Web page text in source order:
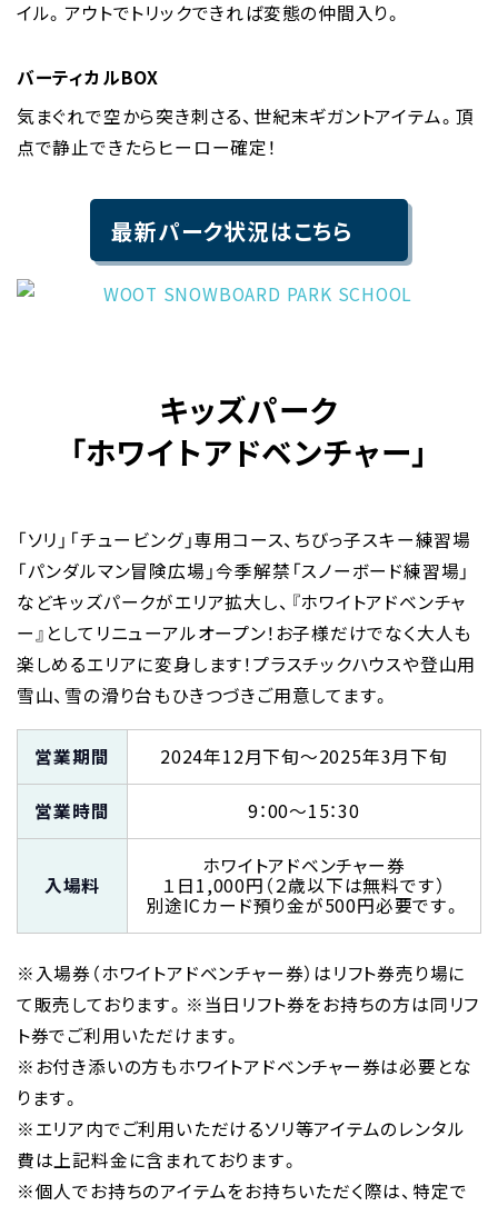
イル。アウトでトリックできれば変態の仲間入り。
バーティカルBOX
気まぐれで空から突き刺さる、世紀末ギガントアイテム。頂
点で静止できたらヒーロー確定！
最新パーク状況はこちら
キッズパーク
「ホワイトアドベンチャー」
「ソリ」「チュービング」専用コース、ちびっ子スキー練習場
「パンダルマン冒険広場」今季解禁「スノーボード練習場」
などキッズパークがエリア拡大し、『ホワイトアドベンチャ
ー』としてリニューアルオープン！お子様だけでなく大人も
楽しめるエリアに変身します！プラスチックハウスや登山用
雪山、雪の滑り台もひきつづきご用意してます。
営業期間 2024年12月下旬～2025年3月下旬
営業時間 9：00～15：30
入場料
ホワイトアドベンチャー券
１日1,000円（２歳以下は無料です）
別途ICカード預り金が500円必要です。
※入場券（ホワイトアドベンチャー券）はリフト券売り場に
て販売しております。※当日リフト券をお持ちの方は同リフ
ト券でご利用いただけます。
※お付き添いの方もホワイトアドベンチャー券は必要とな
ります。
※エリア内でご利用いただけるソリ等アイテムのレンタル
費は上記料金に含まれております。
※個人でお持ちのアイテムをお持ちいただく際は、特定で